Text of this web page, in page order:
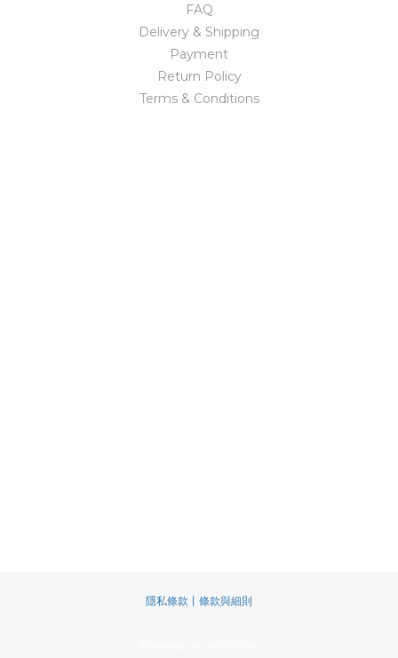
FAQ
Delivery & Shipping
Payment
Return Policy
Terms & Conditions
隱私條款丨條款與細則